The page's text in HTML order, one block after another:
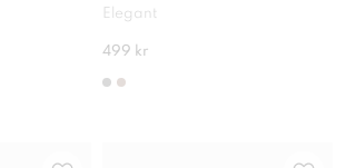
Elegant
499 kr